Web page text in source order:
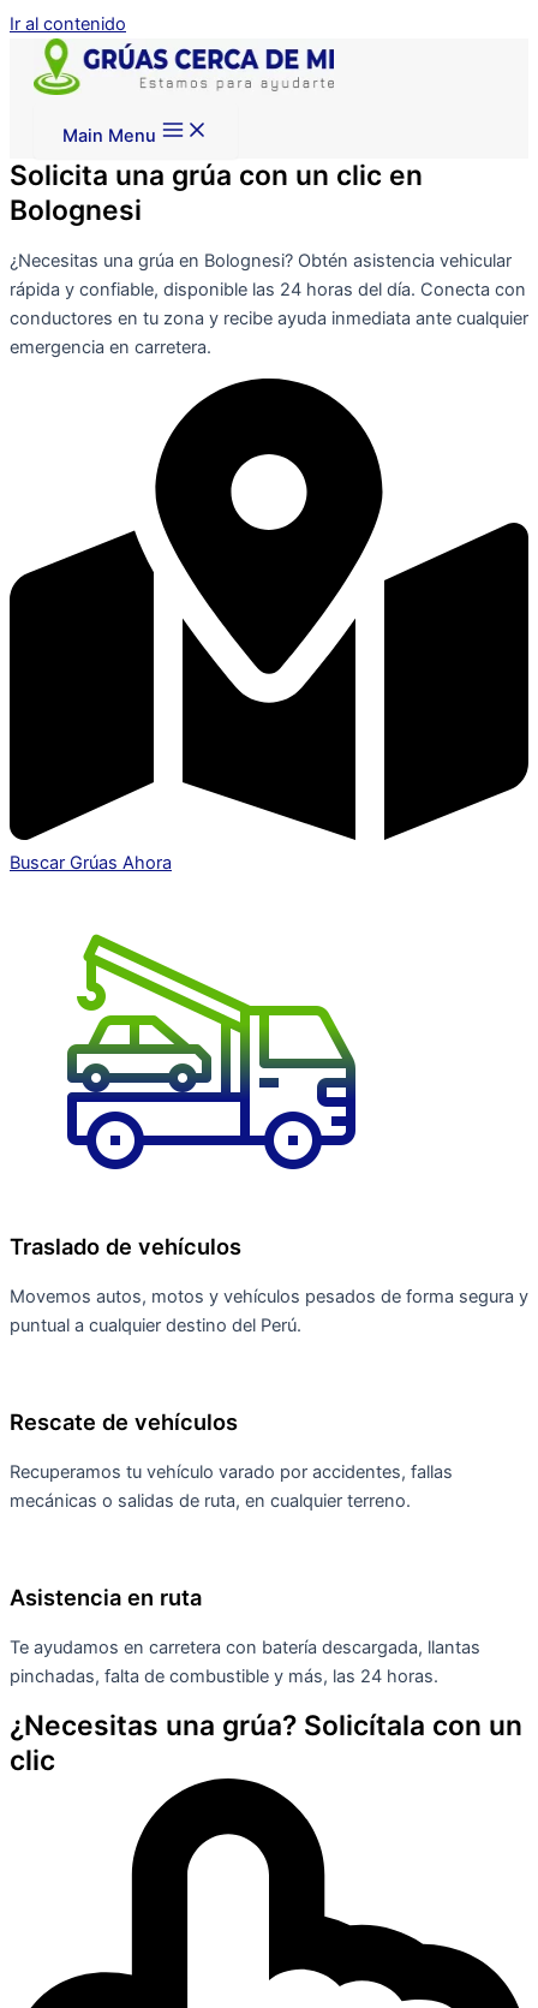
Ir al contenido
Main Menu
Solicita una grúa con un clic en
Bolognesi
¿Necesitas una grúa en Bolognesi? Obtén asistencia vehicular
rápida y confiable, disponible las 24 horas del día. Conecta con
conductores en tu zona y recibe ayuda inmediata ante cualquier
emergencia en carretera.
Buscar Grúas Ahora
Traslado de vehículos
Movemos autos, motos y vehículos pesados de forma segura y
puntual a cualquier destino del Perú.
Rescate de vehículos
Recuperamos tu vehículo varado por accidentes, fallas
mecánicas o salidas de ruta, en cualquier terreno.
Asistencia en ruta
Te ayudamos en carretera con batería descargada, llantas
pinchadas, falta de combustible y más, las 24 horas.
¿Necesitas una grúa? Solicítala con un
clic